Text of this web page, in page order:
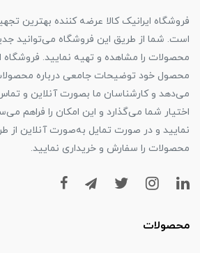
فروشگاه ایرانیک کالا عرضه کننده بهترین
است. شما از طریق این فروشگاه می‌توانید
محصولات را مشاهده و تهیه نمایید. فروشگاه
محصول خود توضیحات جامعی درباره
می‌دهد و کارشناسان ما بصورت آنلاین و تماس
اختیار شما می‌گذارد و این امکان را فراهم
نمایید و در صورت تمایل به‌صورت آنلاین از
محصولات را سفارش و خریداری نمایید.
محصولات